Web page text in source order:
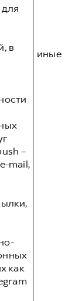
в
–
mail,
как
иные